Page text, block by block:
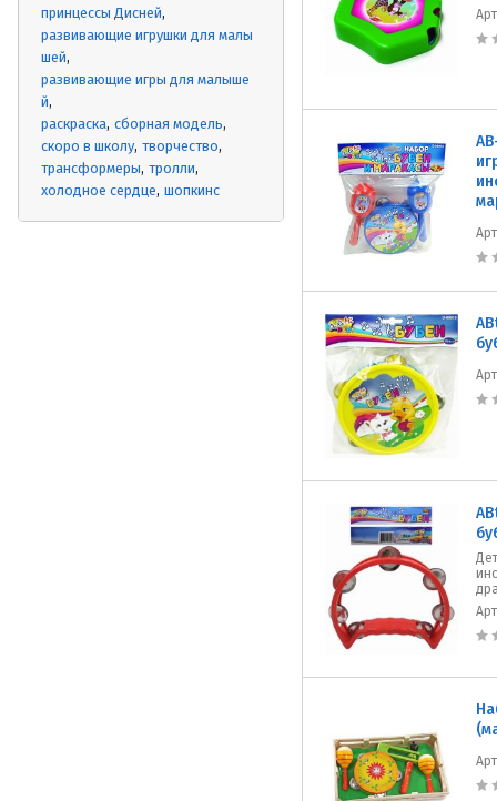
принцессы Дисней
развивающие игрушки для малы
шей
развивающие игры для малыше
й
раскраска сборная модель
скоро в школу творчество
трансформеры тролли
холодное сердце шопкинс